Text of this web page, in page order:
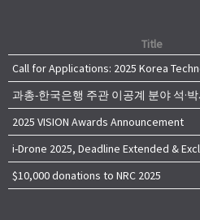
Title
2025 VISION Awards Announcement
$10,000 donations to NRC 2025